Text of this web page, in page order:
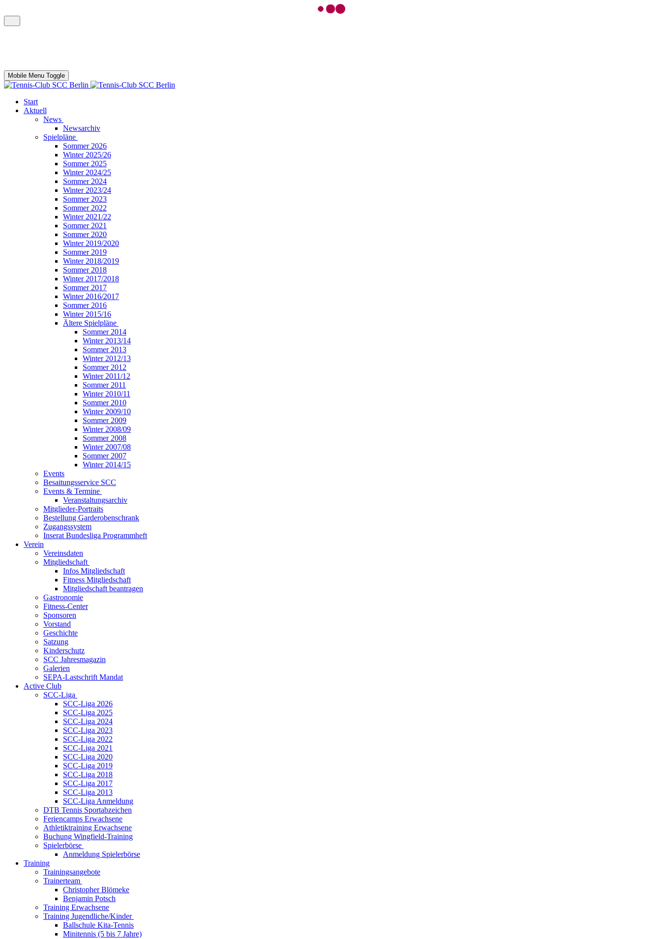
Mobile Menu Toggle
Start
Aktuell
News
Newsarchiv
Spielpläne
Sommer 2026
Winter 2025/26
Sommer 2025
Winter 2024/25
Sommer 2024
Winter 2023/24
Sommer 2023
Sommer 2022
Winter 2021/22
Sommer 2021
Sommer 2020
Winter 2019/2020
Sommer 2019
Winter 2018/2019
Sommer 2018
Winter 2017/2018
Sommer 2017
Winter 2016/2017
Sommer 2016
Winter 2015/16
Ältere Spielpläne
Sommer 2014
Winter 2013/14
Sommer 2013
Winter 2012/13
Sommer 2012
Winter 2011/12
Sommer 2011
Winter 2010/11
Sommer 2010
Winter 2009/10
Sommer 2009
Winter 2008/09
Sommer 2008
Winter 2007/08
Sommer 2007
Winter 2014/15
Events
Besaitungsservice SCC
Events & Termine
Veranstaltungsarchiv
Mitglieder-Portraits
Bestellung Garderobenschrank
Zugangssystem
Inserat Bundesliga Programmheft
Verein
Vereinsdaten
Mitgliedschaft
Infos Mitgliedschaft
Fitness Mitgliedschaft
Mitgliedschaft beantragen
Gastronomie
Fitness-Center
Sponsoren
Vorstand
Geschichte
Satzung
Kinderschutz
SCC Jahresmagazin
Galerien
SEPA-Lastschrift Mandat
Active Club
SCC-Liga
SCC-Liga 2026
SCC-Liga 2025
SCC-Liga 2024
SCC-Liga 2023
SCC-Liga 2022
SCC-Liga 2021
SCC-Liga 2020
SCC-Liga 2019
SCC-Liga 2018
SCC-Liga 2017
SCC-Liga 2013
SCC-Liga Anmeldung
DTB Tennis Sportabzeichen
Feriencamps Erwachsene
Athletiktraining Erwachsene
Buchung Wingfield-Training
Spielerbörse
Anmeldung Spielerbörse
Training
Trainingsangebote
Trainerteam
Christopher Blömeke
Benjamin Potsch
Training Erwachsene
Training Jugendliche/Kinder
Ballschule Kita-Tennis
Minitennis (5 bis 7 Jahre)